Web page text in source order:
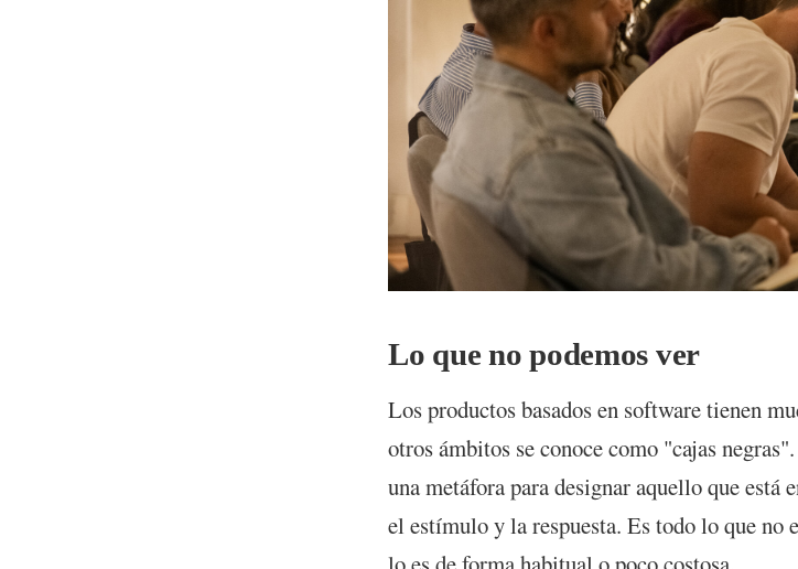
Lo que no podemos ver
Los productos basados en software tienen
otros ámbitos se conoce como "cajas
una metáfora para designar aquello que está
el estímulo y la respuesta. Es todo lo que no